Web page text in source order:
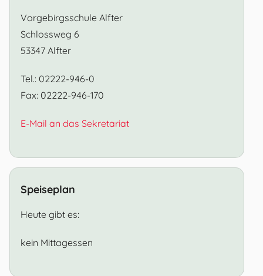
Vorgebirgsschule Alfter
Schlossweg 6
53347 Alfter
Tel.: 02222-946-0
Fax: 02222-946-170
E-Mail an das Sekretariat
Speiseplan
Heute gibt es:
kein Mittagessen